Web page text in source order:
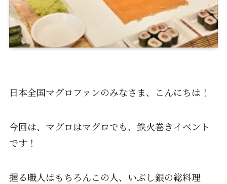
日本全国マグロファンのみなさま、こんにちは！
今回は、マグロはマグロでも、鉄火巻きイベント
です！
握る職人はもちろんこの人、いぶし銀の総料理